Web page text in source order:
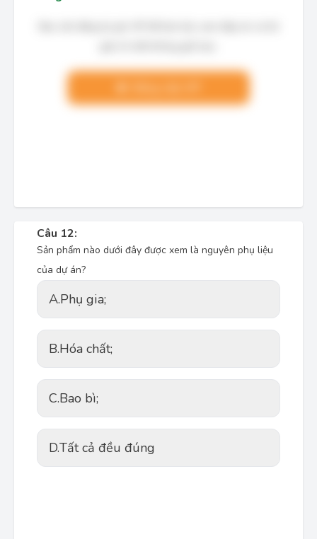
Câu 12:
Sản phẩm nào dưới đây được xem là nguyên phụ liệu
của dự án?
A.Phụ gia;
B.Hóa chất;
C.Bao bì;
D.Tất cả đều đúng